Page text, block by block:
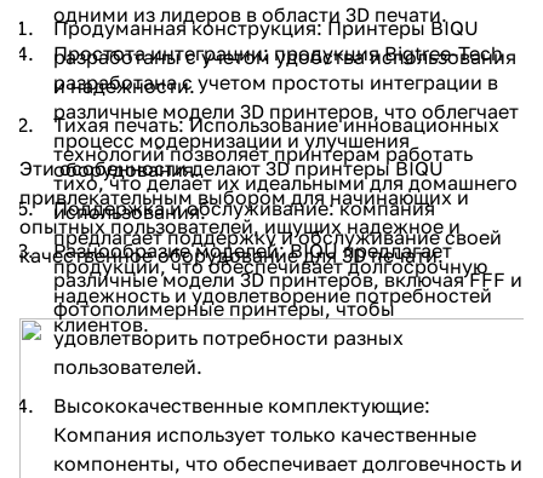
одними из лидеров в области 3D печати.
Простота интеграции: продукция Bigtree-Tech
разработана с учетом простоты интеграции в
различные модели 3D принтеров, что облегчает
процесс модернизации и улучшения
оборудования.
Поддержка и обслуживание: компания
предлагает поддержку и обслуживание своей
продукции, что обеспечивает долгосрочную
надежность и удовлетворение потребностей
клиентов.
Продуманная конструкция: Принтеры BIQU
разработаны с учетом удобства использования
и надежности.
Тихая печать: Использование инновационных
технологий позволяет принтерам работать
тихо, что делает их идеальными для домашнего
использования.
Разнообразие моделей: BIQU предлагает
различные модели 3D принтеров, включая FFF и
фотополимерные принтеры, чтобы
удовлетворить потребности разных
пользователей.
Высококачественные комплектующие:
Компания использует только качественные
компоненты, что обеспечивает долговечность и
Эти особенности делают 3D принтеры BIQU
привлекательным выбором для начинающих и
опытных пользователей, ищущих надежное и
качественное оборудование для 3D печати.